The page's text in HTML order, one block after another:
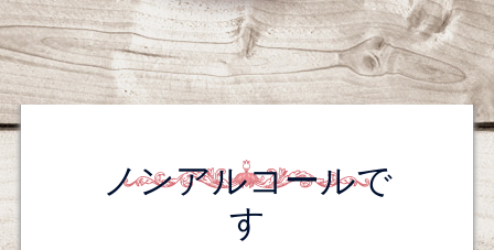
ノンアルコールで
す